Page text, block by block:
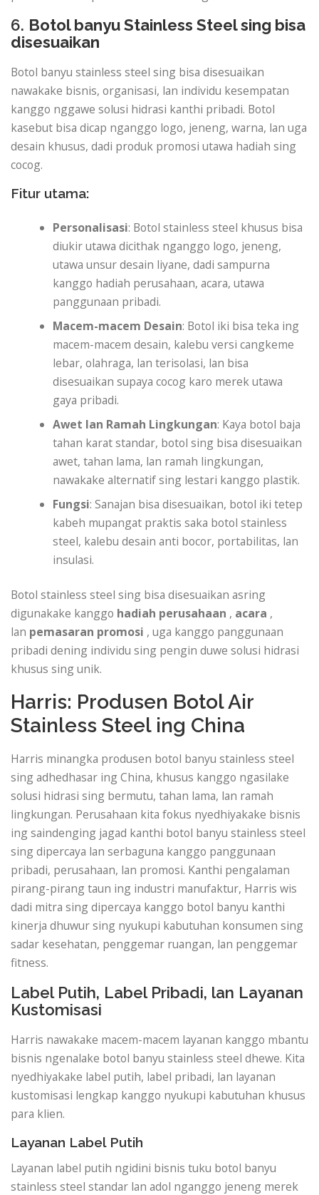
6. Botol banyu Stainless Steel sing bisa
disesuaikan
Botol banyu stainless steel sing bisa disesuaikan
nawakake bisnis, organisasi, lan individu kesempatan
kanggo nggawe solusi hidrasi kanthi pribadi. Botol
kasebut bisa dicap nganggo logo, jeneng, warna, lan uga
desain khusus, dadi produk promosi utawa hadiah sing
cocog.
Fitur utama:
Personalisasi: Botol stainless steel khusus bisa
diukir utawa dicithak nganggo logo, jeneng,
utawa unsur desain liyane, dadi sampurna
kanggo hadiah perusahaan, acara, utawa
panggunaan pribadi.
Macem-macem Desain: Botol iki bisa teka ing
macem-macem desain, kalebu versi cangkeme
lebar, olahraga, lan terisolasi, lan bisa
disesuaikan supaya cocog karo merek utawa
gaya pribadi.
Awet lan Ramah Lingkungan: Kaya botol baja
tahan karat standar, botol sing bisa disesuaikan
awet, tahan lama, lan ramah lingkungan,
nawakake alternatif sing lestari kanggo plastik.
Fungsi: Sanajan bisa disesuaikan, botol iki tetep
kabeh mupangat praktis saka botol stainless
steel, kalebu desain anti bocor, portabilitas, lan
insulasi.
Botol stainless steel sing bisa disesuaikan asring
digunakake kanggo hadiah perusahaan , acara ,
lan pemasaran promosi , uga kanggo panggunaan
pribadi dening individu sing pengin duwe solusi hidrasi
khusus sing unik.
Harris: Produsen Botol Air
Stainless Steel ing China
Harris minangka produsen botol banyu stainless steel
sing adhedhasar ing China, khusus kanggo ngasilake
solusi hidrasi sing bermutu, tahan lama, lan ramah
lingkungan. Perusahaan kita fokus nyedhiyakake bisnis
ing saindenging jagad kanthi botol banyu stainless steel
sing dipercaya lan serbaguna kanggo panggunaan
pribadi, perusahaan, lan promosi. Kanthi pengalaman
pirang-pirang taun ing industri manufaktur, Harris wis
dadi mitra sing dipercaya kanggo botol banyu kanthi
kinerja dhuwur sing nyukupi kabutuhan konsumen sing
sadar kesehatan, penggemar ruangan, lan penggemar
fitness.
Label Putih, Label Pribadi, lan Layanan
Kustomisasi
Harris nawakake macem-macem layanan kanggo mbantu
bisnis ngenalake botol banyu stainless steel dhewe. Kita
nyedhiyakake label putih, label pribadi, lan layanan
kustomisasi lengkap kanggo nyukupi kabutuhan khusus
para klien.
Layanan Label Putih
Layanan label putih ngidini bisnis tuku botol banyu
stainless steel standar lan adol nganggo jeneng merek